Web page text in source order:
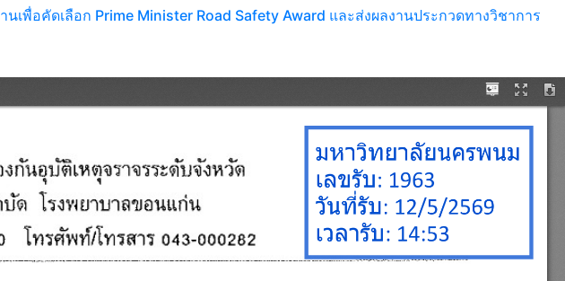
อคัดเลือก Prime Minister Road Safety Award และส่งผลงานประกวดทางวิชาการ